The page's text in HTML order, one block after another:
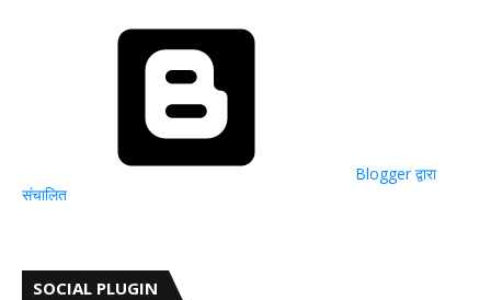
Blogger द्वारा
संचालित
SOCIAL PLUGIN